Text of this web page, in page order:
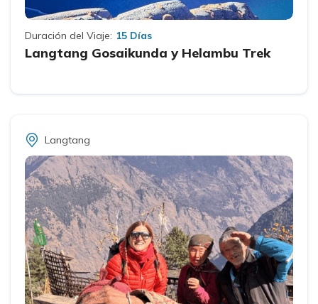
Duración del Viaje: 15 Días
Langtang Gosaikunda y Helambu Trek
Langtang